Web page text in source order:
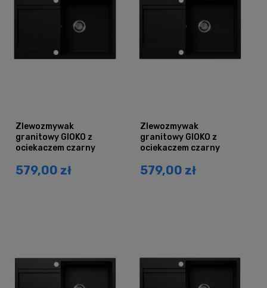
Zlewozmywak
granitowy GIOKO z
ociekaczem czarny
579,00 zł
Zlewozmywak
granitowy GIOKO z
ociekaczem czarny
579,00 zł